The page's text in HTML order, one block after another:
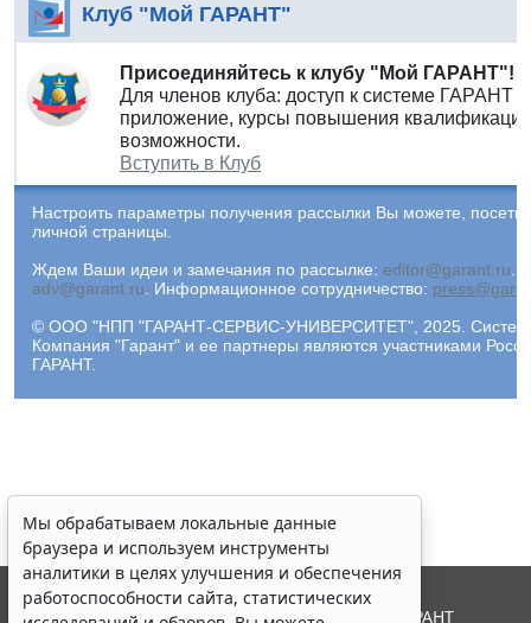
Клуб "Мой ГАРАНТ"
Присоединяйтесь к клубу "Мой ГАРАНТ"!
Для членов клуба: доступ к системе ГАРАНТ
приложение, курсы повышения
возможности.
Вступить в Клуб
Настроить параметры получения рассылки Вы можете,
личной страницы.
Ждем Ваши идеи и замечания по рассылке: editor@garant.ru
adv@garant.ru
Информационное сотрудничество:
© ООО "НПП "ГАРАНТ-СЕРВИС-УНИВЕРСИТЕТ", 2025. Система
Компания "Гарант" и ее партнеры являются участниками
ГАРАНТ.
Мы обрабатываем локальные данные
браузера и используем инструменты
аналитики в целях улучшения и обеспечения
работоспособности сайта, статистических
© ООО "НПП "ГАРАНТ-СЕРВИС", 2026. Система ГАРАНТ